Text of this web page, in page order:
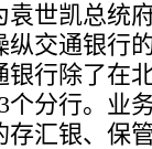
袁世凯总统
纵交通银行
银行除了在
个分行。业
存汇银、保